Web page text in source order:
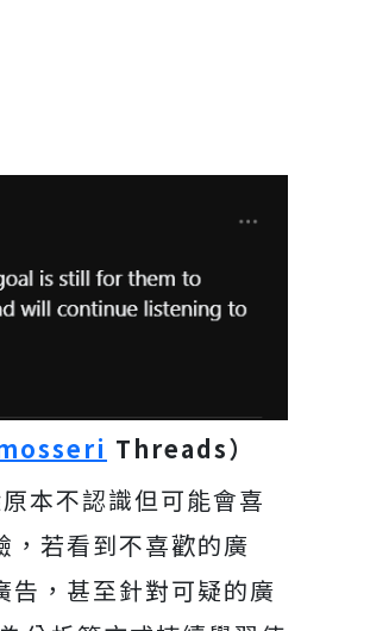
Threads）
本不認識但可能會喜
，若看到不喜歡的廣
告，甚至針對可疑的廣